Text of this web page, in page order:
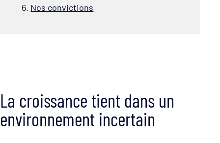
Nos convictions
La croissance tient dans un
environnement incertain